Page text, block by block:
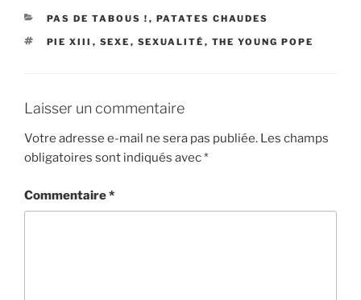
CATÉGORIES
PAS DE TABOUS ! , PATATES CHAUDES
ÉTIQUETTES
PIE XIII , SEXE , SEXUALITÉ , THE YOUNG POPE
Laisser un commentaire
Votre adresse e-mail ne sera pas publiée. Les champs
obligatoires sont indiqués avec*
Commentaire*